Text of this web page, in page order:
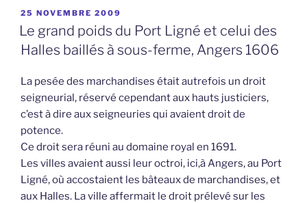
PUBLIÉ
LE
25 NOVEMBRE 2009
Le grand poids du Port Ligné et celui des
Halles baillés à sous-ferme, Angers 1606
La pesée des marchandises était autrefois un droit
seigneurial, réservé cependant aux hauts justiciers,
c’est à dire aux seigneuries qui avaient droit de
potence.
Ce droit sera réuni au domaine royal en 1691.
Les villes avaient aussi leur octroi, ici,à Angers, au Port
Ligné, où accostaient les bâteaux de marchandises, et
aux Halles. La ville affermait le droit prélevé sur les